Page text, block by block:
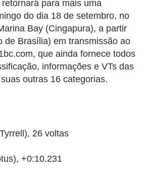
para mais uma
do dia 18 de setembro, no
Bay (Cingapura), a partir
de Brasília) em transmissão ao
que ainda fornece todos
informações e VTs das
outras 16 categorias.
26 voltas
+0:10.231